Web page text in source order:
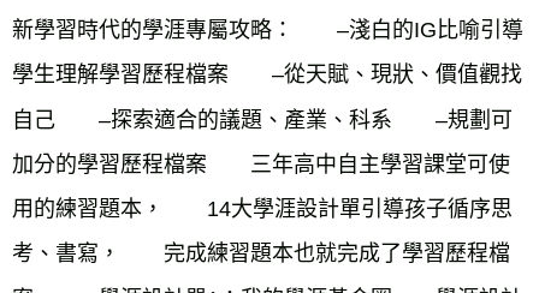
新學習時代的學涯專屬攻略：　　–淺白的IG比喻引導
學生理解學習歷程檔案　　–從天賦、現狀、價值觀找
自己　　–探索適合的議題、產業、科系　　–規劃可
加分的學習歷程檔案　　三年高中自主學習課堂可使
用的練習題本，　　14大學涯設計單引導孩子循序思
考、書寫，　　完成練習題本也就完成了學習歷程檔